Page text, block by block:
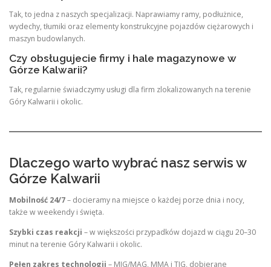
Tak, to jedna z naszych specjalizacji. Naprawiamy ramy, podłużnice,
wydechy, tłumiki oraz elementy konstrukcyjne pojazdów ciężarowych i
maszyn budowlanych.
Czy obsługujecie firmy i hale magazynowe w
Górze Kalwarii?
Tak, regularnie świadczymy usługi dla firm zlokalizowanych na terenie
Góry Kalwarii i okolic.
Dlaczego warto wybrać nasz serwis w
Górze Kalwarii
Mobilność 24/7– docieramy na miejsce o każdej porze dnia i nocy,
także w weekendy i święta.
Szybki czas reakcji – w większości przypadków dojazd w ciągu 20–30
minut na terenie Góry Kalwarii i okolic.
Pełen zakres technologii – MIG/MAG, MMA i TIG, dobierane